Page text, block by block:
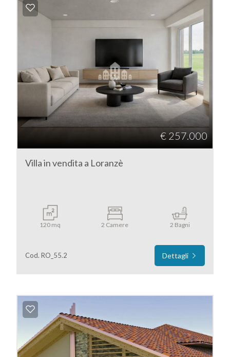
€ 257.000
Villa in vendita a Loranzè
120 mq 2 Camere 2 Bagni
Cod. RO_55.2 Dettagli
Terreni
Prezzo
minimi